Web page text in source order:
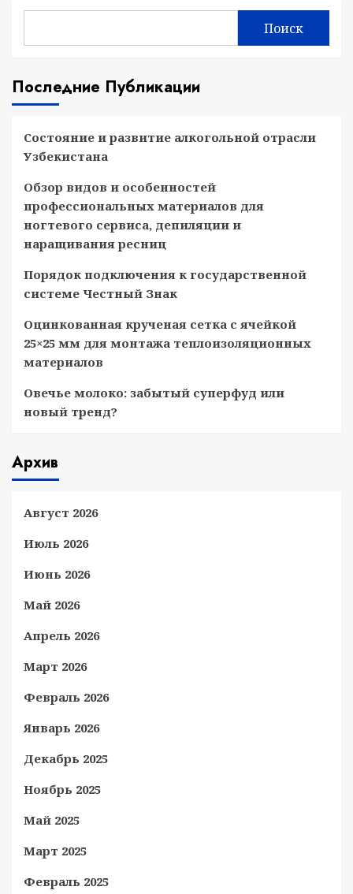
Поиск
Последние Публикации
Состояние и развитие алкогольной отрасли
Узбекистана
Обзор видов и особенностей
профессиональных материалов для
ногтевого сервиса, депиляции и
наращивания ресниц
Порядок подключения к государственной
системе Честный Знак
Оцинкованная крученая сетка с ячейкой
25×25 мм для монтажа теплоизоляционных
материалов
Овечье молоко: забытый суперфуд или
новый тренд?
Архив
Август 2026
Июль 2026
Июнь 2026
Май 2026
Апрель 2026
Март 2026
Февраль 2026
Январь 2026
Декабрь 2025
Ноябрь 2025
Май 2025
Март 2025
Февраль 2025